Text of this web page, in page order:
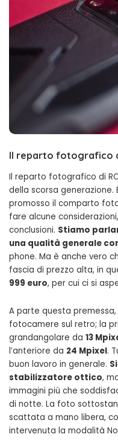
Il reparto fotografico
Il reparto fotografico di
della scorsa
promosso il comparto
fare alcune
conclusioni. Stiamo
una qualità generale
phone. Ma è anche vero
fascia di prezzo alta, in
999 euro, per cui ci si
A parte questa
fotocamere sul retro; la
grandangolare da 13
l’anteriore da 24 Mpixel.
buon lavoro in generale.
stabilizzatore ottico,
immagini più che
di notte. La foto
scattata a mano libera,
intervenuta la modalità